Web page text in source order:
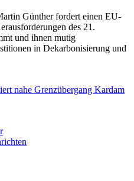
Günther fordert einen EU-
des 21.
und ihnen mutig
in Dekarbonisierung und